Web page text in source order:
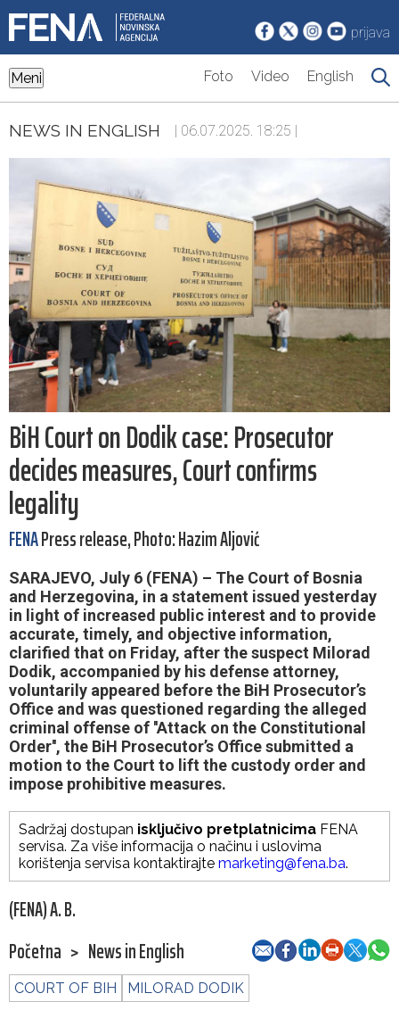
prijava
Meni Foto Video English
NEWS IN ENGLISH | 06.07.2025. 18:25 |
BiH Court on Dodik case: Prosecutor
decides measures, Court confirms
legality
FENAPress release, Photo: Hazim Aljović
SARAJEVO, July 6 (FENA) – The Court of Bosnia
and Herzegovina, in a statement issued yesterday
in light of increased public interest and to provide
accurate, timely, and objective information,
clarified that on Friday, after the suspect Milorad
Dodik, accompanied by his defense attorney,
voluntarily appeared before the BiH Prosecutor’s
Office and was questioned regarding the alleged
criminal offense of ''Attack on the Constitutional
Order'', the BiH Prosecutor’s Office submitted a
motion to the Court to lift the custody order and
impose prohibitive measures.
Sadržaj dostupan isključivo pretplatnicima FENA
servisa. Za više informacija o načinu i uslovima
korištenja servisa kontaktirajte marketing@fena.ba.
(FENA) A. B.
Početna > News in English
COURT OF BIH MILORAD DODIK